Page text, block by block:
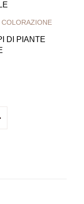
COLORAZIONE
DI PIANTE